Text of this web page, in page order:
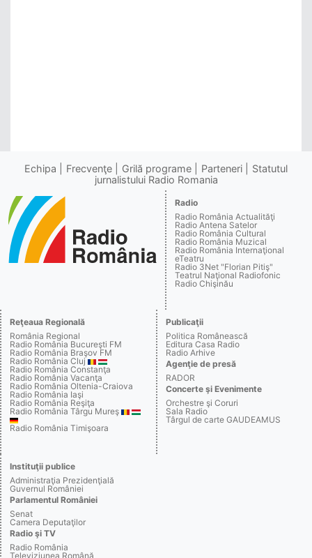
Echipa Frecvenţe Grilă programe Parteneri
Statutul
jurnalistului Radio Romania
Radio
Radio România Actualităţi
Radio Antena Satelor
Radio România Cultural
Radio România Muzical
Radio România Internaţional
eTeatru
Radio 3Net "Florian Pitiş"
Teatrul Naţional Radiofonic
Radio Chişinău
Reţeaua Regională
România Regional
Radio România Bucureşti FM
Radio România Braşov FM
Radio România Cluj
Radio România Constanţa
Radio România Vacanţa
Radio România Oltenia-Craiova
Radio România Iaşi
Radio România Reşiţa
Radio România Târgu Mureş
Radio România Timişoara
Publicaţii
Politica Românească
Editura Casa Radio
Radio Arhive
Agenţie de presă
RADOR
Concerte şi Evenimente
Orchestre şi Coruri
Sala Radio
Târgul de carte GAUDEAMUS
Instituţii publice
Administraţia Prezidenţială
Guvernul României
Parlamentul României
Senat
Camera Deputaţilor
Radio şi TV
Radio România
Televiziunea Română